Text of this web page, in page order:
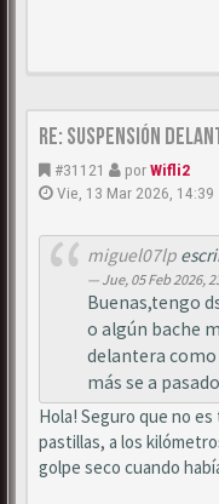
Re: Suspensión
#31121 porWifli2
Vie, 13 Mar 2026, 14:39
miguel07lp
Jue, 05 Feb 2026,
Buenas,tengo
o algún bache
delantera como
más se a
Hola! Seguro que no
pastillas, a los
golpe seco cuando